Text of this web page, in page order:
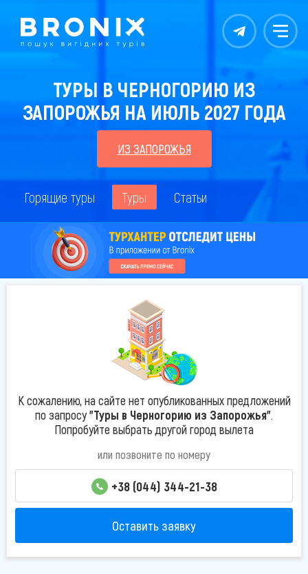
Контакты Меню
ТУРЫ В ЧЕРНОГОРИЮ ИЗ
ЗАПОРОЖЬЯ НА ИЮЛЬ 2027 ГОДА
ИЗ ЗАПОРОЖЬЯ
Горящие туры Туры Статьи
К сожалению, на сайте нет опубликованных предложений
по запросу"Туры в Черногорию из Запорожья".
Попробуйте выбрать другой город вылета
или позвоните по номеру
+38 (044) 344-21-38
Оставить заявку